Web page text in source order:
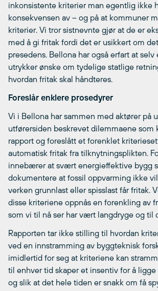
inkonsistente kriterier man egentlig ikke
konsekvensen av – og på at kommuner
kriterier. Vi tror sistnevnte gjør at de er
med å gi fritak fordi det er usikkert om
presedens. Bellona har også erfart at
utrykker ønske om tydelige statlige
hvordan fritak skal håndteres.
Foreslår enklere prosedyrer
Vi i Bellona har sammen med aktører på
utførersiden beskrevet dilemmaene som
rapport og foreslått et forenklet
automatisk fritak fra tilknytningsplikten.
innebærer at svært energieffektive bygg
dokumentere at fossil oppvarming ikke
verken grunnlast eller spisslast får fritak.
disse kriteriene oppnås en forenkling av
som vi til nå ser har vært langdryge og til
Rapporten tar ikke stilling til hvordan
ved en innstramming av byggteknisk
imidlertid for seg at kriteriene kan
til enhver tid skaper et insentiv for å
og slik at det hele tiden er snakk om få